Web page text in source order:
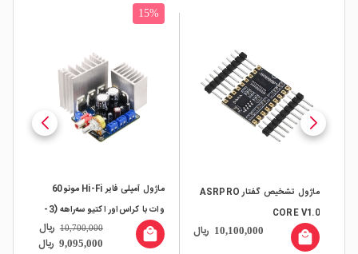
ماژول تشخیص گفتار ASRPRO
CORE V1.0
10,100,000 ریال local_mall
15%
ماژول آمپلی فایر Hi-Fi مونو 60
وات با کراس‌اور اکتیو سه‌راهه (3-
Way Active Crossover)
9,095,000 ریال
10,700,000 ریال local_mall